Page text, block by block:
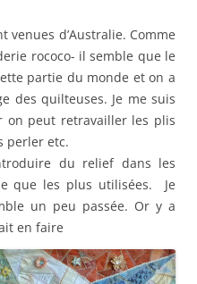
venues d’Australie. Comme
rococo- il semble que le
partie du monde et on a
des quilteuses. Je me suis
on peut retravailler les plis
perler etc.
du relief dans les
que les plus utilisées. Je
un peu passée. Or y a
en faire